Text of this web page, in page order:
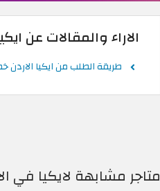
الاراء والمقالات عن
طريقة الطلب من ايكيا الاردن
متاجر مشابهة لايكيا في